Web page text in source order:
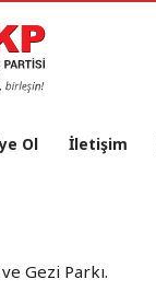
Ol İletişim
Gezi Parkı.